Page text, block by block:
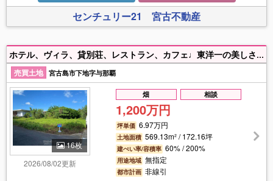
センチュリー21 宮古不動産
ホテル、ヴィラ、貸別荘、レストラン、カフェ♩東洋一の美しさと言われる【与那覇前浜ビーチ】まで車で５分☆サニツ浜まで徒歩１２分☆与那覇湾まで徒歩6分☆
売買土地 宮古島市下地字与那覇
16枚
2026/08/02更新
畑 相談
1,200万円
坪単価 6.97万円
土地面積 569.13m² / 172.16坪
建ぺい率/容積率 60% / 200%
用途地域 無指定
都市計画 非線引